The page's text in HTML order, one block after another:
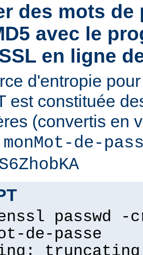
des mots de
avec le
en ligne
d'entropie
est constituée
(convertis en
monMot-de-
passwd
de-passe